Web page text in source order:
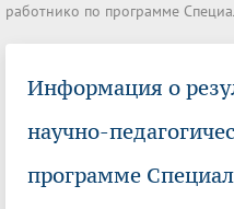
работнико по программе
Информация о
научно-
программе